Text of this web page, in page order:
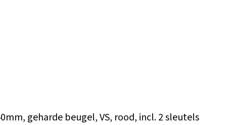
geharde beugel, VS, rood, incl. 2 sleutels